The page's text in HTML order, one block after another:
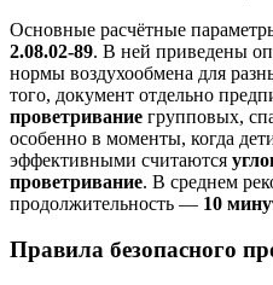
Основные расчётные
2.08.02-89. В ней приведены
нормы воздухообмена для
того, документ отдельно
проветривание групповых,
особенно в моменты, когда
эффективными считаются
проветривание. В среднем
продолжительность — 10
Правила безопасного